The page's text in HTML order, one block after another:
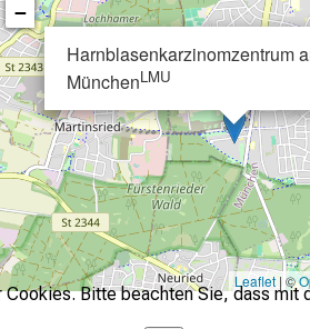
Bitte beachten Sie, dass
Harnblasenkarzinomzentrum
MünchenLMU
−
Leaflet | ©